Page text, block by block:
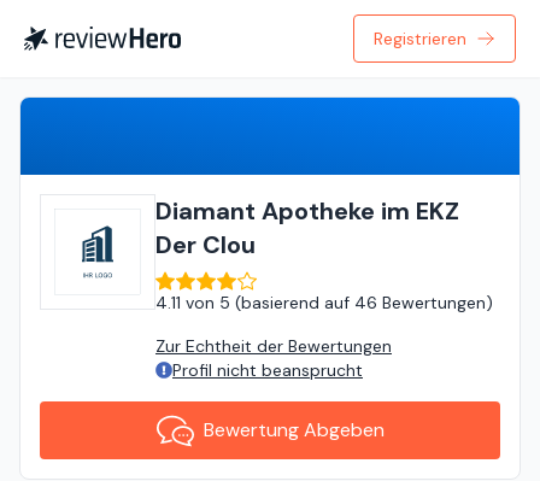
Registrieren
Diamant Apotheke im EKZ
Der Clou
4.11 von 5 (basierend auf 46 Bewertungen)
Zur Echtheit der Bewertungen
Profil nicht beansprucht
Bewertung Abgeben